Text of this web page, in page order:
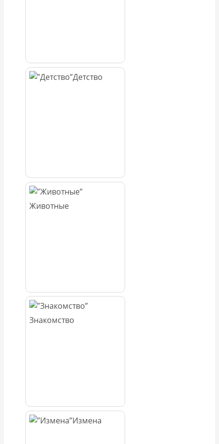
Детство
Животные
Знакомство
Измена